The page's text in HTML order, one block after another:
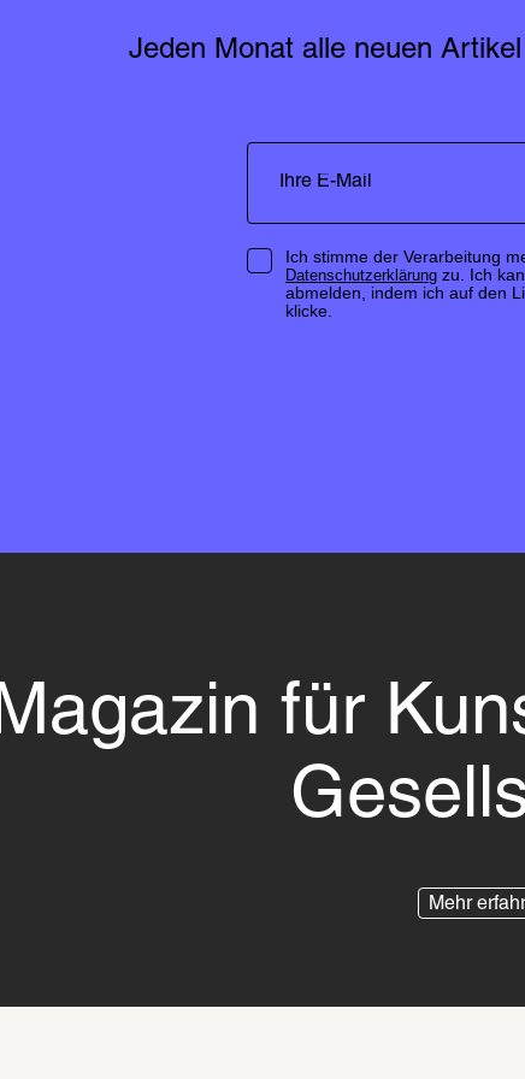
Jeden Monat alle neuen
Ich stimme der Verarbeitung
Datenschutzerklärungzu. Ich
abmelden, indem ich auf den
klicke.
Magazin für
Mehr